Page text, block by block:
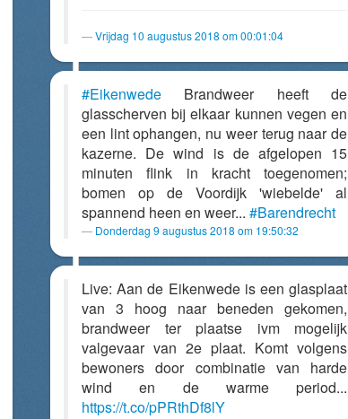
Vrijdag 10 augustus 2018 om 00:01:04
#Eikenwede Brandweer heeft de
glasscherven bij elkaar kunnen vegen en
een lint ophangen, nu weer terug naar de
kazerne. De wind is de afgelopen 15
minuten flink in kracht toegenomen;
bomen op de Voordijk 'wiebelde' al
spannend heen en weer... #Barendrecht
Donderdag 9 augustus 2018 om 19:50:32
Live: Aan de Eikenwede is een glasplaat
van 3 hoog naar beneden gekomen,
brandweer ter plaatse ivm mogelijk
valgevaar van 2e plaat. Komt volgens
bewoners door combinatie van harde
wind en de warme period...
https://t.co/pPRthDf8lY